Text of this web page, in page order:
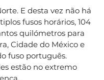
E desta vez não há
fusos horários, 104
quilómetros para
Cidade do México e
fuso português.
estão no extremo